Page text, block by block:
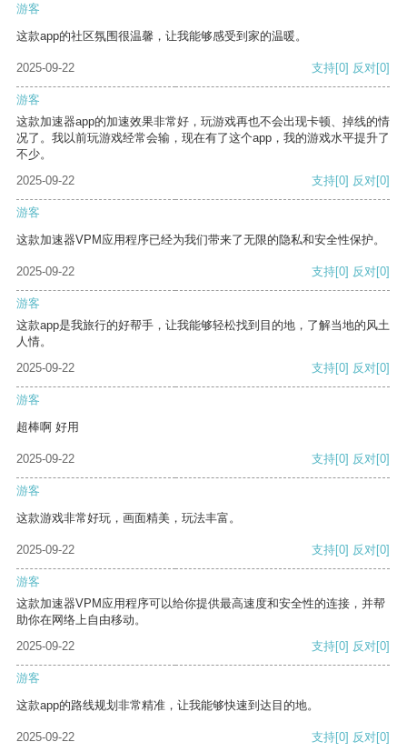
游客
这款app的社区氛围很温馨，让我能够感受到家的温暖。
2025-09-22 支持[0] 反对[0]
游客
这款加速器app的加速效果非常好，玩游戏再也不会出现卡顿、掉线的情
况了。我以前玩游戏经常会输，现在有了这个app，我的游戏水平提升了
不少。
2025-09-22
支持[0] 反对[0]
游客
这款加速器VPM应用程序已经为我们带来了无限的隐私和安全性保护。
2025-09-22 支持[0] 反对[0]
游客
这款app是我旅行的好帮手，让我能够轻松找到目的地，了解当地的风土
人情。
2025-09-22
支持[0] 反对[0]
游客
超棒啊 好用
2025-09-22 支持[0] 反对[0]
游客
这款游戏非常好玩，画面精美，玩法丰富。
2025-09-22 支持[0] 反对[0]
游客
这款加速器VPM应用程序可以给你提供最高速度和安全性的连接，并帮
助你在网络上自由移动。
2025-09-22
支持[0] 反对[0]
游客
这款app的路线规划非常精准，让我能够快速到达目的地。
2025-09-22 支持[0] 反对[0]